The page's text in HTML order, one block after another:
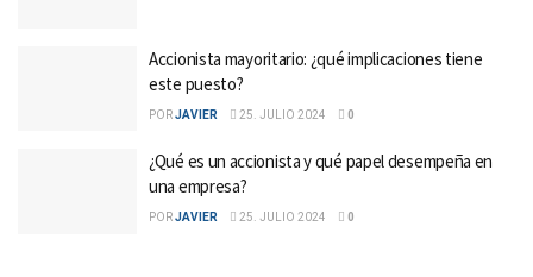
Accionista mayoritario: ¿qué implicaciones tiene
este puesto?
PORJAVIER 25. JULIO 2024 0
¿Qué es un accionista y qué papel desempeña en
una empresa?
PORJAVIER 25. JULIO 2024 0